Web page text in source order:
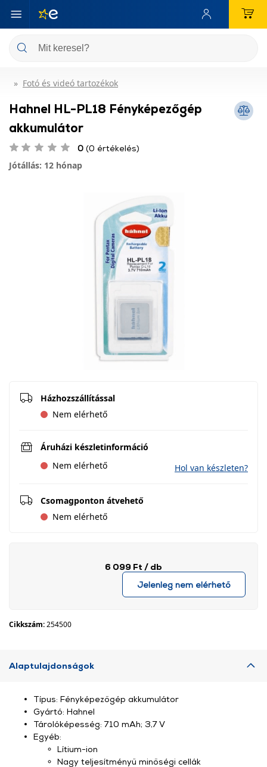
Fotó és videó tartozékok
Hahnel HL-PL18 Fényképezőgép
akkumulátor
0 (0 értékelés)
Jótállás: 12 hónap
Házhozszállítással
Nem elérhető
Áruházi készletinformáció
Nem elérhető
Hol van készleten?
Csomagponton átvehető
Nem elérhető
6 099 Ft / db
Jelenleg nem elérhető
Cikkszám:254500
Alaptulajdonságok
Típus: Fényképezőgép akkumulátor
Gyártó: Hahnel
Tárolóképesség: 710 mAh; 3,7 V
Egyéb:
Lítium-ion
Nagy teljesítményű minőségi cellák